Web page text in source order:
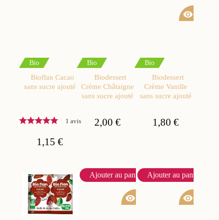
visibility
Bio
Bioflan Cacao
sans sucre ajouté
1 avis
1,15 €
Bio
Biodessert
Crème Châtaigne
sans sucre ajouté
2,00 €
Ajouter au panier
visibility
Bio
Biodessert
Crème Vanille
sans sucre ajouté
1,80 €
Ajouter au panier
visibility